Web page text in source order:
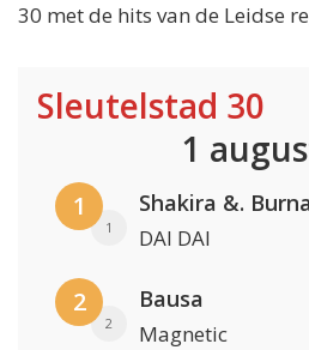
30 met de hits van de Leidse
Sleutelstad 30
1
1
1
Shakira &.
DAI DAI
2
2
Bausa
Magnetic